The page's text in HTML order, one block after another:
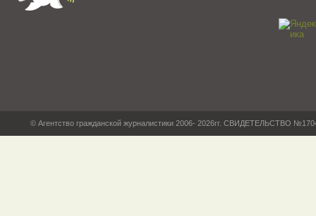
© Агентство гражданской журналистики 2006- 2026гг. СВИДЕТЕЛЬСТВО